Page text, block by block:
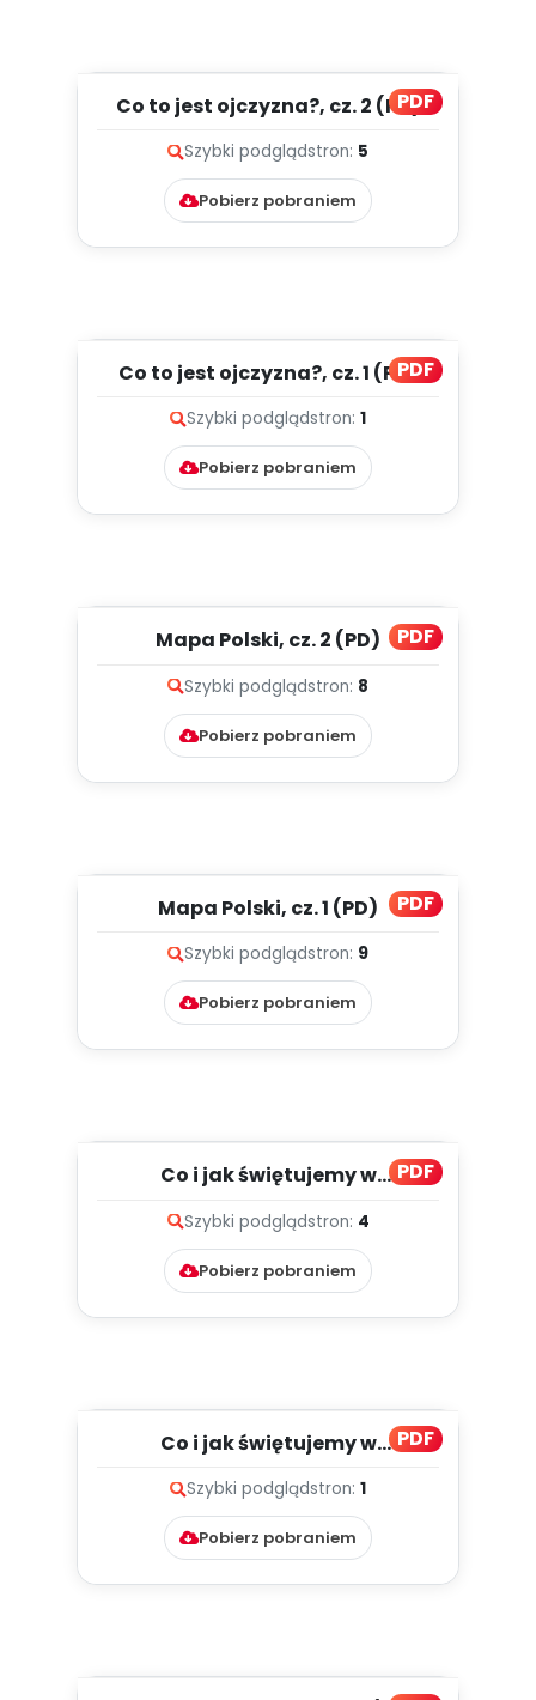
PDF
Co to jest ojczyzna?, cz. 2 (PD)
Szybki podglądstron: 5
Pobierz pobraniem
PDF
Co to jest ojczyzna?, cz. 1 (PD)
Szybki podglądstron: 1
Pobierz pobraniem
PDF
Mapa Polski, cz. 2 (PD)
Szybki podglądstron: 8
Pobierz pobraniem
PDF
Mapa Polski, cz. 1 (PD)
Szybki podglądstron: 9
Pobierz pobraniem
PDF
Co i jak świętujemy w
Szybki podglądstron: 4
Pobierz pobraniem
PDF
Co i jak świętujemy w
Szybki podglądstron: 1
Pobierz pobraniem